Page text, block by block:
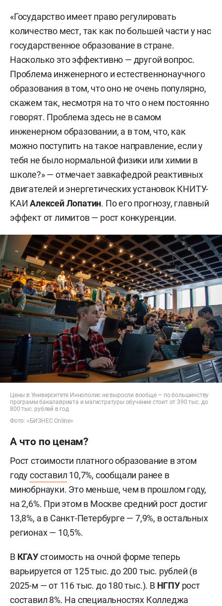
«Государство имеет право регулировать
количество мест, так как по большей части у нас
государственное образование в стране.
Насколько это эффективно — другой вопрос.
Проблема инженерного и естественнонаучного
образования в том, что оно не очень популярно,
скажем так, несмотря на то что о нем постоянно
говорят. Проблема здесь не в самом
инженерном образовании, а в том, что, как
можно поступить на такое направление, если у
тебя не было нормальной физики или химии в
школе?» — отмечает завкафедрой реактивных
двигателей и энергетических установок КНИТУ-
КАИАлексей Лопатин. По его прогнозу, главный
эффект от лимитов — рост конкуренции.
Цены в Университете Иннополис не выросли вообще — по большинству
программ бакалавриата и магистратуры обучение стоит от 390 тыс. до
800 тыс. рублей в год
Фото: «БИЗНЕС Online»
А что по ценам?
Рост стоимости платного образование в этом
годусоставил 10,7%, сообщали ранее в
минобрнауки. Это меньше, чем в прошлом году,
на 2,6%. При этом в Москве средний рост достиг
13,8%, а в Санкт-Петербурге — 7,9%, в остальных
регионах — 10,5%.
В КГАУстоимость на очной форме теперь
варьируется от 125 тыс. до 200 тыс. рублей (в
2025-м — от 116 тыс. до 180 тыс.). В НГПУрост
составил 8%. На специальностях Колледжа